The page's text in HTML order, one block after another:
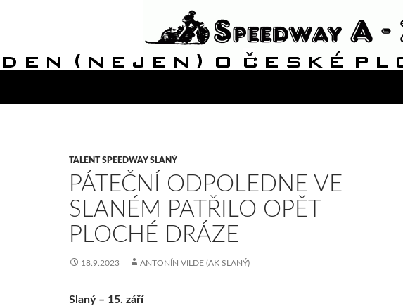
TALENT SPEEDWAY SLANÝ
PÁTEČNÍ ODPOLEDNE VE
SLANÉM PATŘILO OPĚT
PLOCHÉ DRÁZE
18.9.2023 ANTONÍN VILDE (AK SLANÝ)
Slaný – 15. září